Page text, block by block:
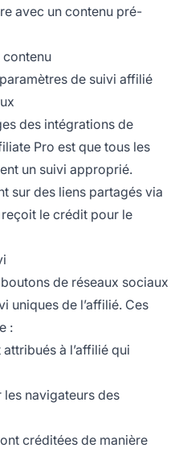
avec un contenu pré-
contenu
de suivi affilié
des intégrations de
Pro est que tous les
un suivi approprié.
sur des liens partagés via
reçoit le crédit pour le
de réseaux sociaux
uniques de l’affilié. Ces
:
à l’affilié qui
navigateurs des
créditées de manière